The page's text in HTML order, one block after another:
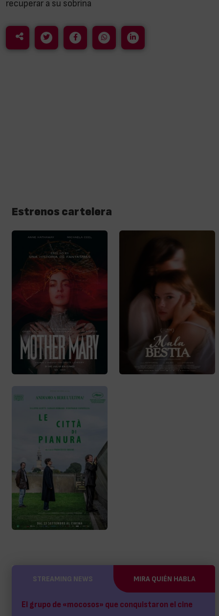
recuperar a su sobrina
Estrenos cartelera
STREAMING NEWS MIRA QUIÉN HABLA
El grupo de «mocosos» que conquistaron el cine